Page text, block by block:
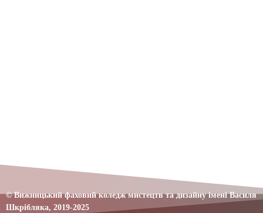
© Вижницький фаховий коледж мистецтв та дизайну імені Василя
Шкрібляка, 2019-2025